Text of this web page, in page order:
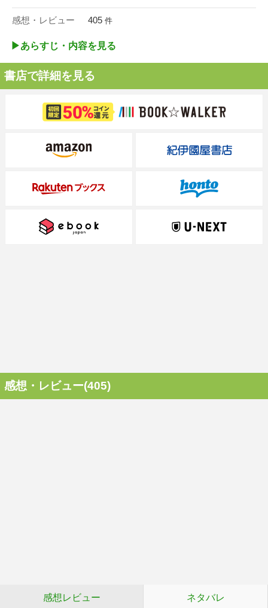
感想・レビュー 405 件
▶︎あらすじ・内容を見る
書店で詳細を見る
感想・レビュー(405)
感想レビュー ネタバレ